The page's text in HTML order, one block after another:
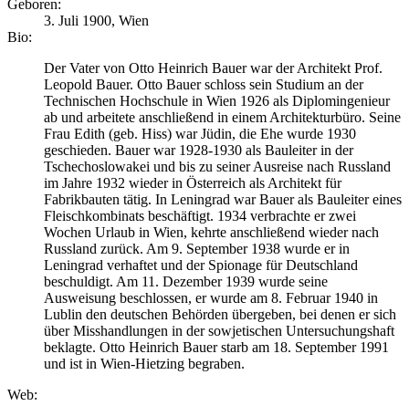
Geboren:
3. Juli 1900, Wien
Bio:
Der Vater von Otto Heinrich Bauer war der Architekt Prof.
Leopold Bauer. Otto Bauer schloss sein Studium an der
Technischen Hochschule in Wien 1926 als Diplomingenieur
ab und arbeitete anschließend in einem Architekturbüro. Seine
Frau Edith (geb. Hiss) war Jüdin, die Ehe wurde 1930
geschieden. Bauer war 1928-1930 als Bauleiter in der
Tschechoslowakei und bis zu seiner Ausreise nach Russland
im Jahre 1932 wieder in Österreich als Architekt für
Fabrikbauten tätig. In Leningrad war Bauer als Bauleiter eines
Fleischkombinats beschäftigt. 1934 verbrachte er zwei
Wochen Urlaub in Wien, kehrte anschließend wieder nach
Russland zurück. Am 9. September 1938 wurde er in
Leningrad verhaftet und der Spionage für Deutschland
beschuldigt. Am 11. Dezember 1939 wurde seine
Ausweisung beschlossen, er wurde am 8. Februar 1940 in
Lublin den deutschen Behörden übergeben, bei denen er sich
über Misshandlungen in der sowjetischen Untersuchungshaft
beklagte. Otto Heinrich Bauer starb am 18. September 1991
und ist in Wien-Hietzing begraben.
Web: